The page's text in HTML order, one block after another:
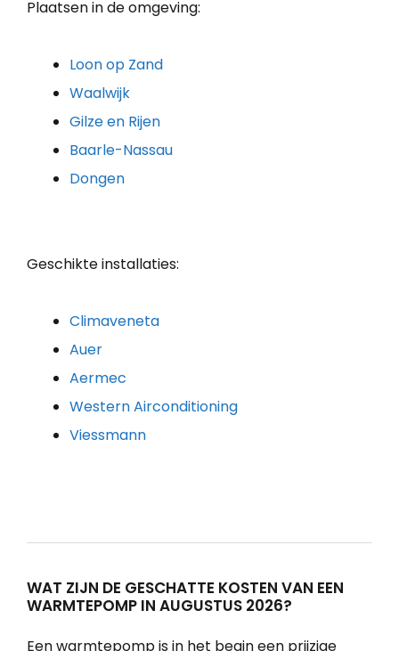
Plaatsen in de omgeving:
Loon op Zand
Waalwijk
Gilze en Rijen
Baarle-Nassau
Dongen
Geschikte installaties:
Climaveneta
Auer
Aermec
Western Airconditioning
Viessmann
WAT ZIJN DE GESCHATTE KOSTEN VAN EEN
WARMTEPOMP IN AUGUSTUS 2026?
Een warmtepomp is in het begin een prijzige